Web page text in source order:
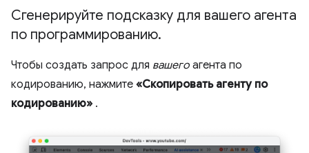
Сгенерируйте подсказку для вашего агента
по программированию.
Чтобы создать запрос для вашего агента по
кодированию, нажмите «Скопировать агенту по
кодированию» .